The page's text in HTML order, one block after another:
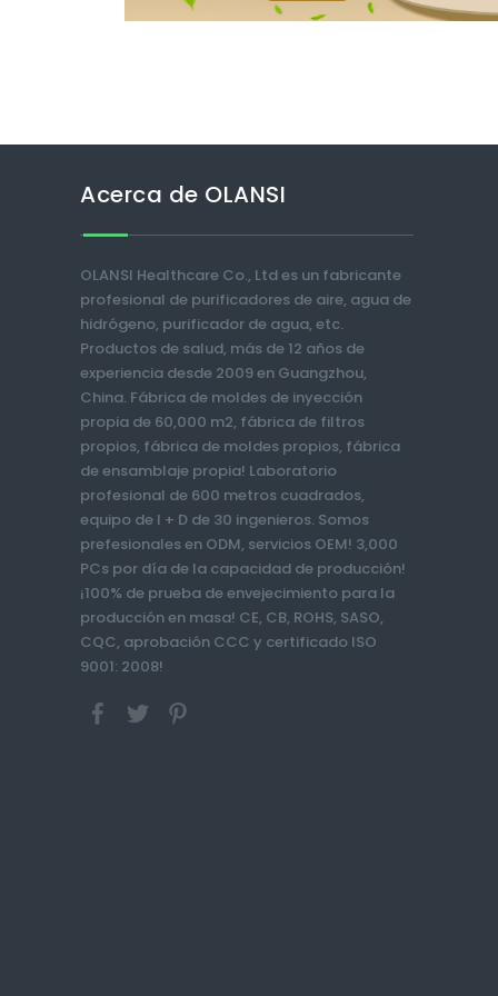
Acerca de OLANSI
OLANSI Healthcare Co., Ltd es un fabricante
profesional de purificadores de aire, agua de
hidrógeno, purificador de agua, etc.
Productos de salud, más de 12 años de
experiencia desde 2009 en Guangzhou,
China. Fábrica de moldes de inyección
propia de 60,000 m2, fábrica de filtros
propios, fábrica de moldes propios, fábrica
de ensamblaje propia! Laboratorio
profesional de 600 metros cuadrados,
equipo de I + D de 30 ingenieros. Somos
prefesionales en ODM, servicios OEM! 3,000
PCs por día de la capacidad de producción!
¡100% de prueba de envejecimiento para la
producción en masa! CE, CB, ROHS, SASO,
CQC, aprobación CCC y certificado ISO
9001: 2008!